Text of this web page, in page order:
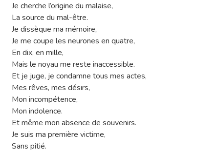
Je cherche l’origine du malaise,
La source du mal-être.
Je dissèque ma mémoire,
Je me coupe les neurones en quatre,
En dix, en mille,
Mais le noyau me reste inaccessible.
Et je juge, je condamne tous mes actes,
Mes rêves, mes désirs,
Mon incompétence,
Mon indolence.
Et même mon absence de souvenirs.
Je suis ma première victime,
Sans pitié.